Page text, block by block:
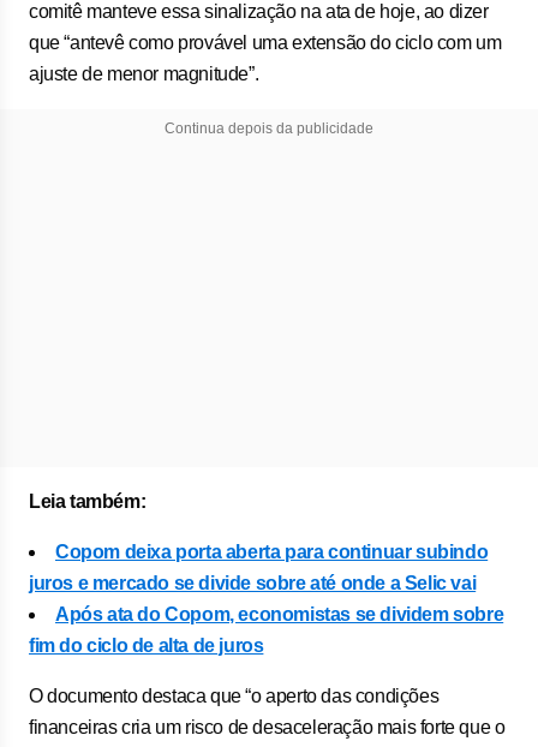
comitê manteve essa sinalização na ata de hoje, ao dizer
que “antevê como provável uma extensão do ciclo com um
ajuste de menor magnitude”.
Continua depois da publicidade
Leia também:
Copom deixa porta aberta para continuar subindo
juros e mercado se divide sobre até onde a Selic vai
Após ata do Copom, economistas se dividem sobre
fim do ciclo de alta de juros
O documento destaca que “o aperto das condições
financeiras cria um risco de desaceleração mais forte que o